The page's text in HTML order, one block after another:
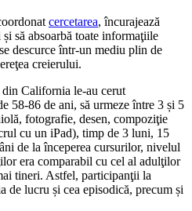
cercetarea, încurajează
să absoarbă toate informaţiile
descurce într-un mediu plin de
creierului.
California le-au cerut
58-86 de ani, să urmeze între 3 și 5
fotografie, desen, compoziţie
cu un iPad), timp de 3 luni, 15
de la începerea cursurilor, nivelul
era comparabil cu cel al adulţilor
tineri. Astfel, participanţii la
de lucru și cea episodică, precum și